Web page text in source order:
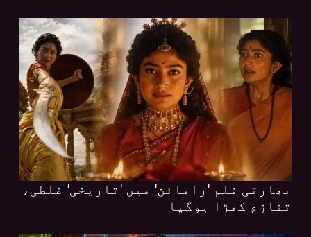
بھارتی فلم 'رامائن' میں 'تاریخی' غلطی،
تنازع کھڑا ہوگیا